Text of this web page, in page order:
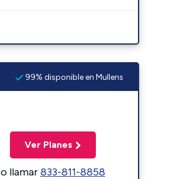
99% disponible en Mullens
Ver Planes
o llamar833-811-8858